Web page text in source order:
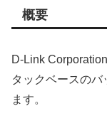
概要
D-Link
タックベースの
ます。